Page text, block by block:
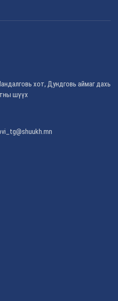
хот, Дундговь аймаг дахь
шүүх